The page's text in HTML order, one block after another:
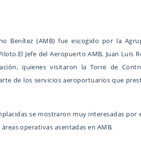
Benítez (AMB) fue escogido por la
Jefe del Aeropuerto AMB, Juan Luis
quienes visitaron la Torre de
de los servicios aeroportuarios que
se mostraron muy interesadas por
operativas asentadas en AMB.